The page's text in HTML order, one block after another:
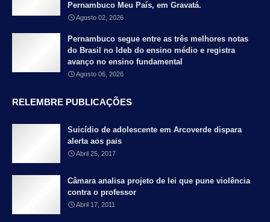
Pernambuco Meu País, em Gravatá.
Agosto 02, 2026
Pernambuco segue entre as três melhores notas
do Brasil no Ideb do ensino médio e registra
avanço no ensino fundamental
Agosto 06, 2026
RELEMBRE PUBLICAÇÕES
Suicídio de adolescente em Arcoverde dispara
alerta aos pais
Abril 25, 2017
Câmara analisa projeto de lei que pune violência
contra o professor
Abril 17, 2011